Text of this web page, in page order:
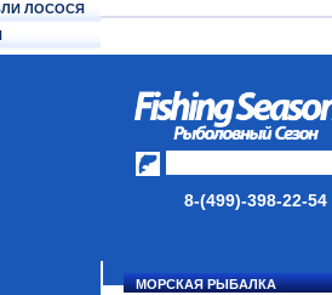
ЛОСОСЯ
8-(499)-398-22-54
МОРСКАЯ РЫБАЛКА